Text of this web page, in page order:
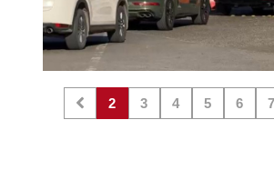
2 3 4 5 6 7